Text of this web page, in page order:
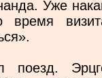
Уже
время
поезд.